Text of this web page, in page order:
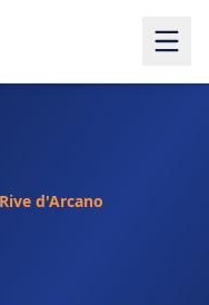
Rive d'Arcano